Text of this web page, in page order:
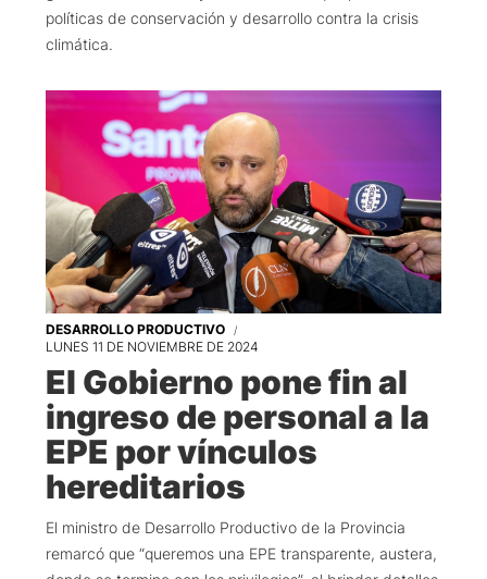
políticas de conservación y desarrollo contra la crisis
climática.
DESARROLLO PRODUCTIVO
LUNES 11 DE NOVIEMBRE DE 2024
El Gobierno pone fin al
ingreso de personal a la
EPE por vínculos
hereditarios
El ministro de Desarrollo Productivo de la Provincia
remarcó que “queremos una EPE transparente, austera,